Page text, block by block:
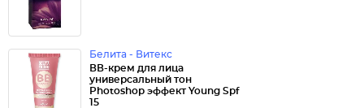
Белита - Витекс
ВВ-крем для лица
универсальный тон
Photoshop эффект Young Spf
15